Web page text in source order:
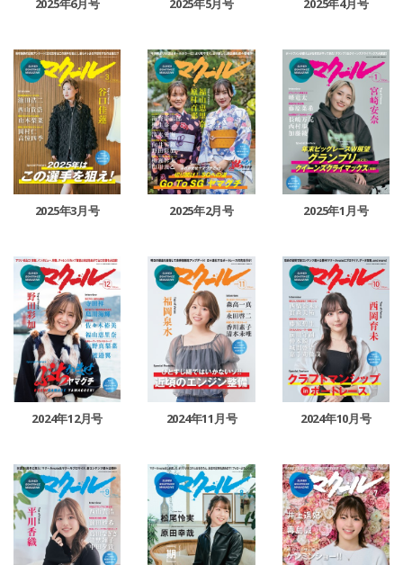
2025年6月号 2025年5月号 2025年4月号
2025年3月号 2025年2月号 2025年1月号
2024年12月号 2024年11月号 2024年10月号